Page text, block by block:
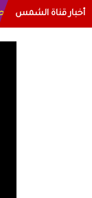
أخبار قناة الشمس